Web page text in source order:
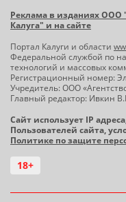
Реклама в изданиях ООО
Калуга" и на сайте
Портал Калуги и области
Федеральной службой по
технологий и массовых
Регистрационный номер:
Учредитель: ООО
Главный редактор: Ивкин
Сайт использует IP
Пользователей сайта,
Политике по защите
18+